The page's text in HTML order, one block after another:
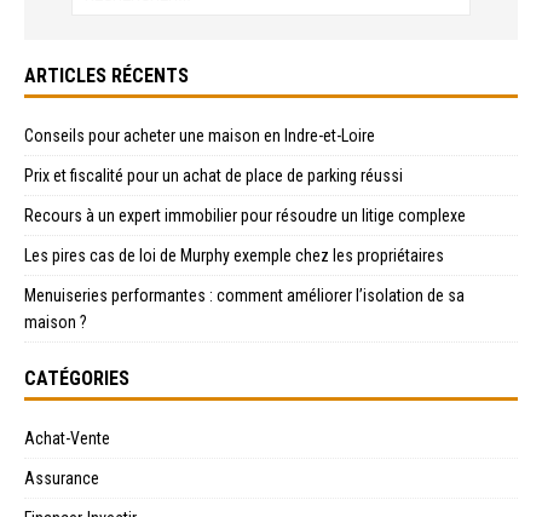
ARTICLES RÉCENTS
Conseils pour acheter une maison en Indre-et-Loire
Prix et fiscalité pour un achat de place de parking réussi
Recours à un expert immobilier pour résoudre un litige complexe
Les pires cas de loi de Murphy exemple chez les propriétaires
Menuiseries performantes : comment améliorer l’isolation de sa
maison ?
CATÉGORIES
Achat-Vente
Assurance